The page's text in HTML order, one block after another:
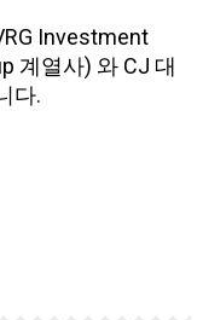
Investment
계열사) 와 CJ 대
다.